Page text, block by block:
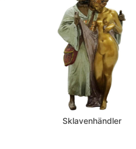
Sklavenhändler